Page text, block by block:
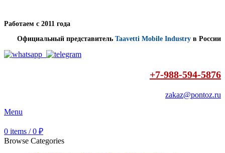
Работаем с 2011 года
Официальный представитель Taavetti Mobile Industry в России
+7-988-594-5876
zakaz@pontoz.ru
Menu
0 items / 0 ₽
Browse Categories